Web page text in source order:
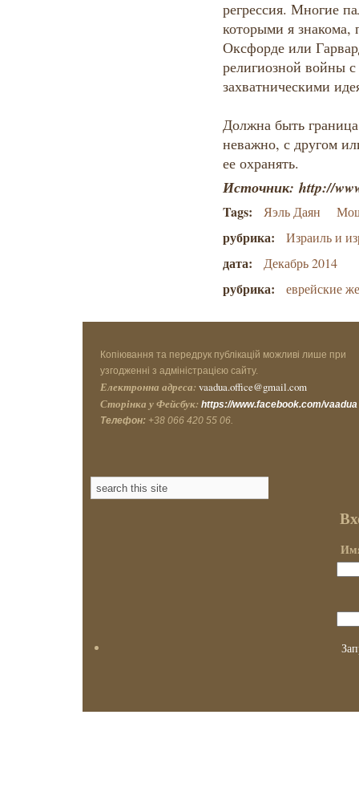
регрессия. Многие
которыми я знакома,
Оксфорде или
религиозной войны
захватническими
Должна быть
неважно, с другом
ее охранять.
Источник: http://
Tags: Яэль Даян
рубрика: Израиль и
дата: Декабрь 2014
рубрика: еврейские
Копіювання та передрук публікацій можливі лише при
узгодженні з адміністрацією сайту.
Електронна адреса: vaadua.office@gmail.com
Сторінка у Фейсбук: https://www.facebook.com/vaadua
Телефон: +38 066 420 55 06.